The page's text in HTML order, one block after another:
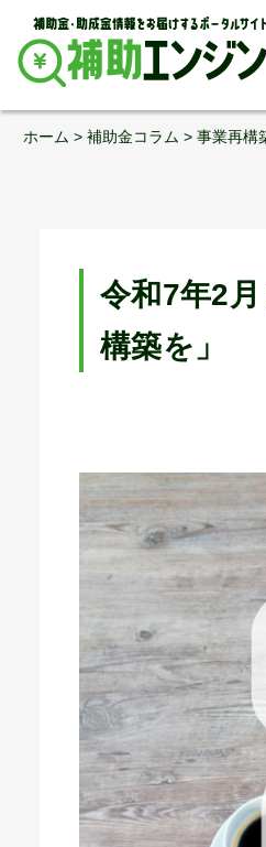
Skip
ホーム > 補助金コラム > 事業再構
令和7年2
構築を」